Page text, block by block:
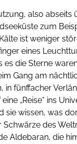
also abseits
zum
ist weniger
eines
die Sterne
Gang am
in fünffacher
„Reise“ ins
sie wissen, was
des
Aldebaran, die